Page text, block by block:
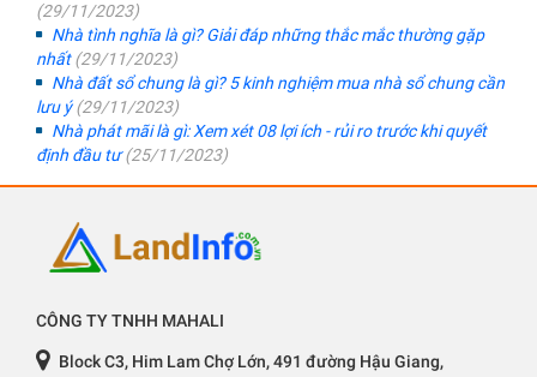
(29/11/2023)
Nhà tình nghĩa là gì? Giải đáp những thắc mắc thường gặp
nhất(29/11/2023)
Nhà đất sổ chung là gì? 5 kinh nghiệm mua nhà sổ chung cần
lưu ý(29/11/2023)
Nhà phát mãi là gì: Xem xét 08 lợi ích - rủi ro trước khi quyết
định đầu tư(25/11/2023)
CÔNG TY TNHH MAHALI
Block C3, Him Lam Chợ Lớn, 491 đường Hậu Giang,